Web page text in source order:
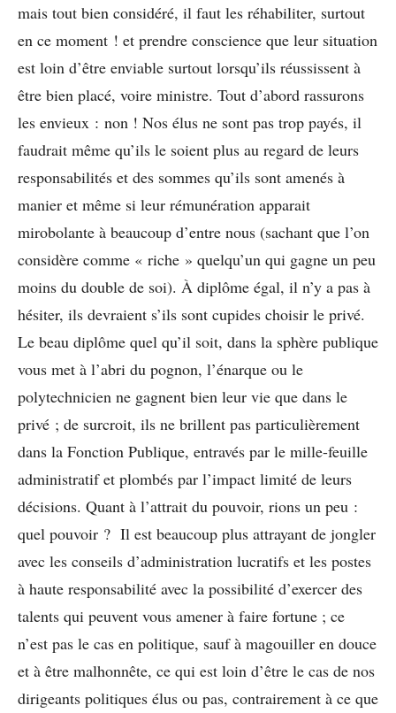
mais tout bien considéré, il faut les réhabiliter, surtout
en ce moment ! et prendre conscience que leur situation
est loin d’être enviable surtout lorsqu’ils réussissent à
être bien placé, voire ministre. Tout d’abord rassurons
les envieux : non ! Nos élus ne sont pas trop payés, il
faudrait même qu’ils le soient plus au regard de leurs
responsabilités et des sommes qu’ils sont amenés à
manier et même si leur rémunération apparait
mirobolante à beaucoup d’entre nous (sachant que l’on
considère comme « riche » quelqu’un qui gagne un peu
moins du double de soi). À diplôme égal, il n’y a pas à
hésiter, ils devraient s’ils sont cupides choisir le privé.
Le beau diplôme quel qu’il soit, dans la sphère publique
vous met à l’abri du pognon, l’énarque ou le
polytechnicien ne gagnent bien leur vie que dans le
privé ; de surcroit, ils ne brillent pas particulièrement
dans la Fonction Publique, entravés par le mille-feuille
administratif et plombés par l’impact limité de leurs
décisions. Quant à l’attrait du pouvoir, rions un peu :
quel pouvoir ? Il est beaucoup plus attrayant de jongler
avec les conseils d’administration lucratifs et les postes
à haute responsabilité avec la possibilité d’exercer des
talents qui peuvent vous amener à faire fortune ; ce
n’est pas le cas en politique, sauf à magouiller en douce
et à être malhonnête, ce qui est loin d’être le cas de nos
dirigeants politiques élus ou pas, contrairement à ce que